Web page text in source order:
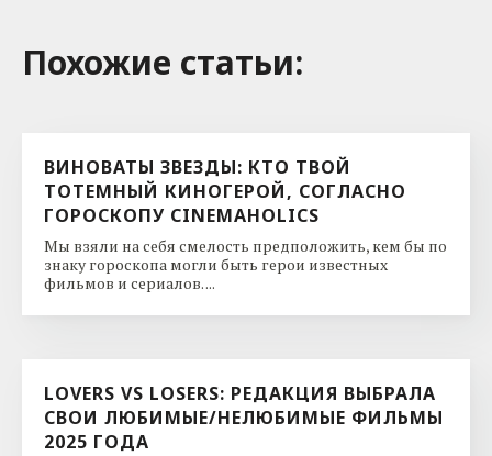
Похожие cтатьи:
ВИНОВАТЫ ЗВЕЗДЫ: КТО ТВОЙ
ТОТЕМНЫЙ КИНОГЕРОЙ, СОГЛАСНО
ГОРОСКОПУ CINEMAHOLICS
Мы взяли на себя смелость предположить, кем бы по
знаку гороскопа могли быть герои известных
фильмов и сериалов. ...
LOVERS VS LOSERS: РЕДАКЦИЯ ВЫБРАЛА
СВОИ ЛЮБИМЫЕ/НЕЛЮБИМЫЕ ФИЛЬМЫ
2025 ГОДА